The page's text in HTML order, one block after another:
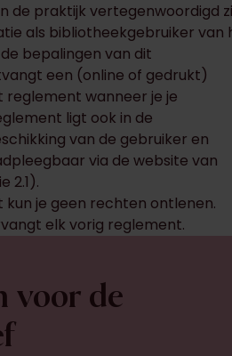
de praktijk vertegenwoordigd
als bibliotheekgebruiker van
bepalingen van dit
een (online of gedrukt)
reglement wanneer je je
ligt ook in de
van de gebruiker en
via de website van
2.1).
je geen rechten ontlenen.
elk vorig reglement.
voor de